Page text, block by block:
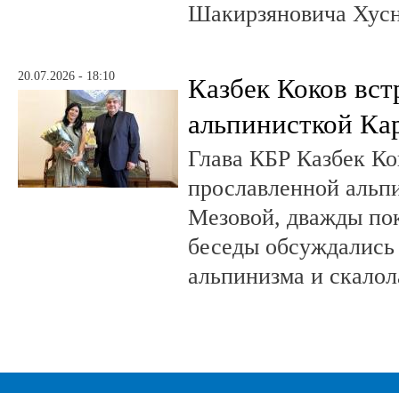
Шакирзяновича
20.07.2026 - 18:10
Казбек Коков
альпинисткой
Глава КБР Казбек
прославленной
Мезовой, дважды
беседы
альпинизма и